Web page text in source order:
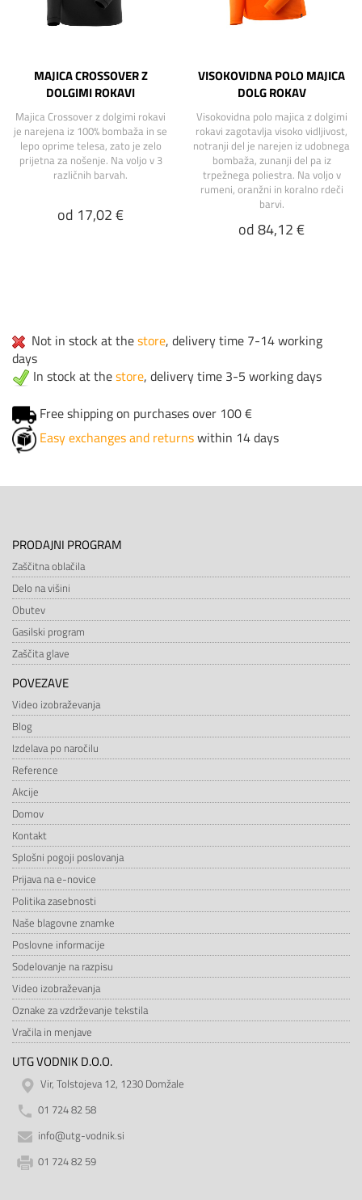
MAJICA CROSSOVER Z
DOLGIMI ROKAVI
Majica Crossover z dolgimi rokavi
je narejena iz 100% bombaža in se
lepo oprime telesa, zato je zelo
prijetna za nošenje. Na voljo v 3
različnih barvah.
od 17,02 €
VISOKOVIDNA POLO MAJICA
DOLG ROKAV
Visokovidna polo majica z dolgimi
rokavi zagotavlja visoko vidljivost,
notranji del je narejen iz udobnega
bombaža, zunanji del pa iz
trpežnega poliestra. Na voljo v
rumeni, oranžni in koralno rdeči
barvi.
od 84,12 €
Not in stock at thestore, delivery time 7-14 working
days
In stock at thestore, delivery time 3-5 working days
Free shipping on purchases over 100 €
Easy exchanges and returnswithin 14 days
PRODAJNI PROGRAM
Zaščitna oblačila
Delo na višini
Obutev
Gasilski program
Zaščita glave
POVEZAVE
Video izobraževanja
Blog
Izdelava po naročilu
Reference
Akcije
Domov
Kontakt
Splošni pogoji poslovanja
Prijava na e-novice
Politika zasebnosti
Naše blagovne znamke
Poslovne informacije
Sodelovanje na razpisu
Video izobraževanja
Oznake za vzdrževanje tekstila
Vračila in menjave
UTG VODNIK D.O.O.
Vir, Tolstojeva 12, 1230 Domžale
01 724 82 58
info@utg-vodnik.si
01 724 82 59